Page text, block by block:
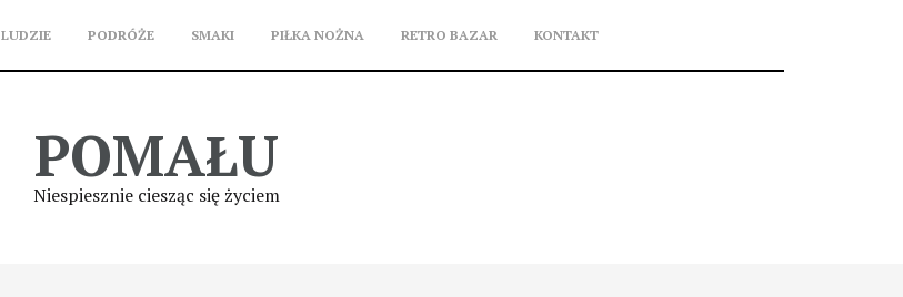
LUDZIE PODRÓŻE SMAKI PIŁKA NOŻNA RETRO BAZAR KONTAKT
POMAŁU
Niespiesznie ciesząc się życiem